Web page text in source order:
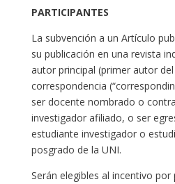
PARTICIPANTES
La subvención a un Artículo
su publicación en una revista
autor principal (primer autor
correspondencia
ser docente nombrado o
investigador afiliado, o ser
estudiante investigador o
posgrado de la UNI.
Serán elegibles al incentivo